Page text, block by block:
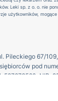
Leki sp. z o. o. nie
użytkowników, mogące
Pileckiego 67/109,
pod
527879560, NIP: